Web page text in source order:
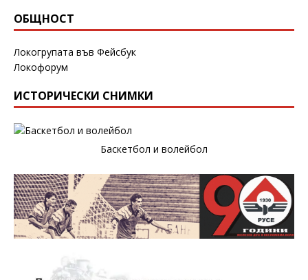
ОБЩНОСТ
Локогрупата във Фейсбук
Локофорум
ИСТОРИЧЕСКИ СНИМКИ
Баскетбол и волейбол